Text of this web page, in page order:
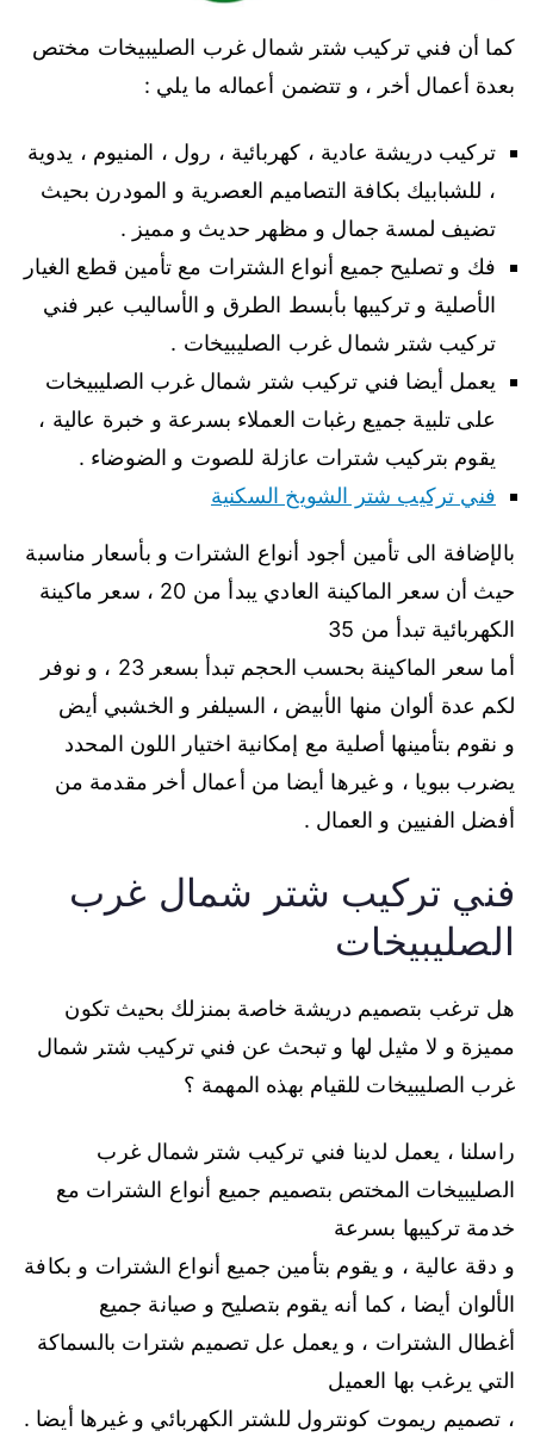
كما أن فني تركيب شتر شمال غرب الصليبيخات مختص
بعدة أعمال أخر ، و تتضمن أعماله ما يلي :
تركيب دريشة عادية ، كهربائية ، رول ، المنيوم ، يدوية
، للشبابيك بكافة التصاميم العصرية و المودرن بحيث
تضيف لمسة جمال و مظهر حديث و مميز .
فك و تصليح جميع أنواع الشترات مع تأمين قطع الغيار
الأصلية و تركيبها بأبسط الطرق و الأساليب عبر فني
تركيب شتر شمال غرب الصليبيخات .
يعمل أيضا فني تركيب شتر شمال غرب الصليبيخات
على تلبية جميع رغبات العملاء بسرعة و خبرة عالية ،
يقوم بتركيب شترات عازلة للصوت و الضوضاء .
فني تركيب شتر الشويخ السكنية
بالإضافة الى تأمين أجود أنواع الشترات و بأسعار مناسبة
حيث أن سعر الماكينة العادي يبدأ من 20 ، سعر ماكينة
الكهربائية تبدأ من 35
أما سعر الماكينة بحسب الحجم تبدأ بسعر 23 ، و نوفر
لكم عدة ألوان منها الأبيض ، السيلفر و الخشبي أيض
و نقوم بتأمينها أصلية مع إمكانية اختيار اللون المحدد
يضرب ببويا ، و غيرها أيضا من أعمال أخر مقدمة من
أفضل الفنيين و العمال .
فني تركيب شتر شمال غرب
الصليبيخات
هل ترغب بتصميم دريشة خاصة بمنزلك بحيث تكون
مميزة و لا مثيل لها و تبحث عن فني تركيب شتر شمال
غرب الصليبيخات للقيام بهذه المهمة ؟
راسلنا ، يعمل لدينا فني تركيب شتر شمال غرب
الصليبيخات المختص بتصميم جميع أنواع الشترات مع
خدمة تركيبها بسرعة
و دقة عالية ، و يقوم بتأمين جميع أنواع الشترات و بكافة
الألوان أيضا ، كما أنه يقوم بتصليح و صيانة جميع
أغطال الشترات ، و يعمل عل تصميم شترات بالسماكة
التي يرغب بها العميل
، تصميم ريموت كونترول للشتر الكهربائي و غيرها أيضا .